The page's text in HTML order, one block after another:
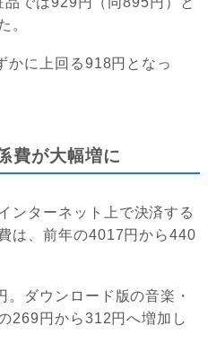
。
かに上回る918円となっ
費が大幅増に
ンターネット上で決済する
は、前年の4017円から440
ダウンロード版の音楽・
269円から312円へ増加し